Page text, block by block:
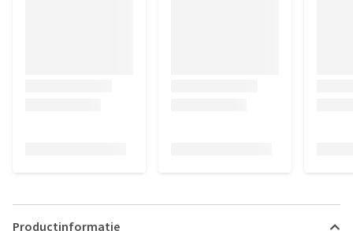
Productinformatie